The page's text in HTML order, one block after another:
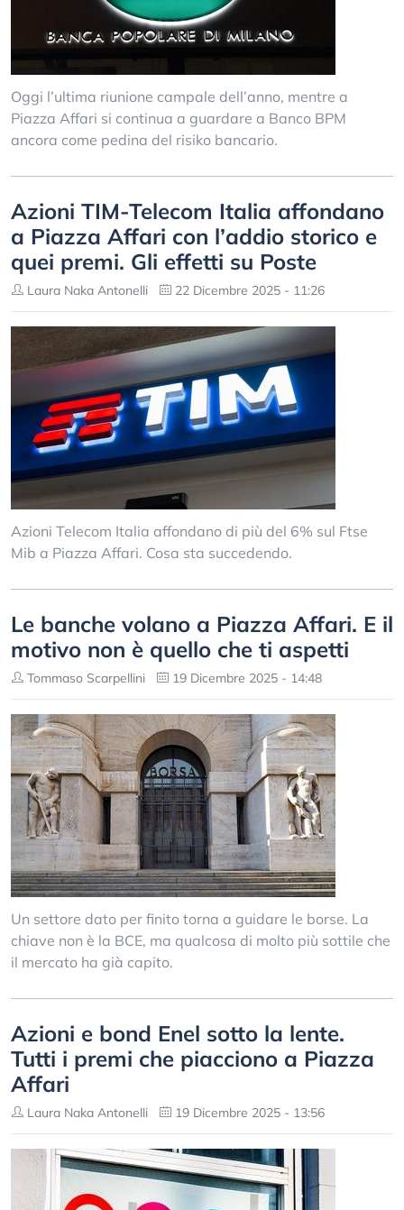
Oggi l’ultima riunione campale dell’anno, mentre a
Piazza Affari si continua a guardare a Banco BPM
ancora come pedina del risiko bancario.
Azioni TIM-Telecom Italia affondano
a Piazza Affari con l’addio storico e
quei premi. Gli effetti su Poste
Laura Naka Antonelli 22 Dicembre 2025 - 11:26
Azioni Telecom Italia affondano di più del 6% sul Ftse
Mib a Piazza Affari. Cosa sta succedendo.
Le banche volano a Piazza Affari. E il
motivo non è quello che ti aspetti
Tommaso Scarpellini 19 Dicembre 2025 - 14:48
Un settore dato per finito torna a guidare le borse. La
chiave non è la BCE, ma qualcosa di molto più sottile che
il mercato ha già capito.
Azioni e bond Enel sotto la lente.
Tutti i premi che piacciono a Piazza
Affari
Laura Naka Antonelli 19 Dicembre 2025 - 13:56